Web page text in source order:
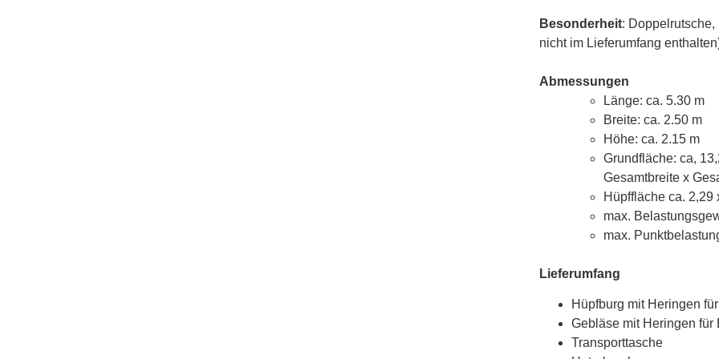
Besonderheit:
nicht im Lieferumfang
Abmessungen
Länge: ca. 5.30 m
Breite: ca. 2.50 m
Höhe: ca. 2.15 m
Grundfläche: ca,
Gesamtbreite x
Hüpffläche ca. 2,29
max.
max.
Lieferumfang
Hüpfburg mit Heringen
Gebläse mit Heringen für
Transporttasche